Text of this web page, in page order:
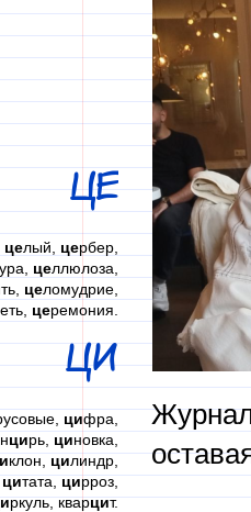
ЦЕ
целый, цербер,
целлюлоза,
целомудрие,
церемония.
ЦИ
цифра,
цирь, циновка,
клон, цилиндр,
цитата,цирроз,
ркуль, кварцит.